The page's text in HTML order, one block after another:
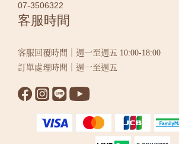
07-3506322
客服時間
客服回覆時間｜週一至週五 10:00-18:00
訂單處理時間｜週一至週五